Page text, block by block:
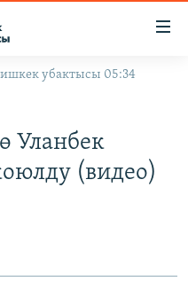
убактысы 05:34
Уланбек
(видео)